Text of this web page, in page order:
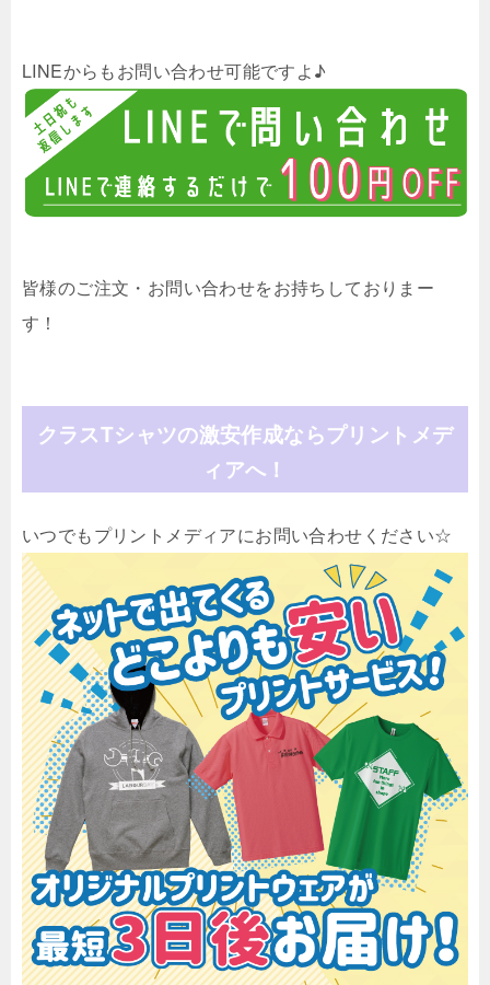
LINEからもお問い合わせ可能ですよ♪
皆様のご注文・お問い合わせをお持ちしておりまー
す！
クラスTシャツの激安作成ならプリントメデ
ィアへ！
いつでもプリントメディアにお問い合わせください☆